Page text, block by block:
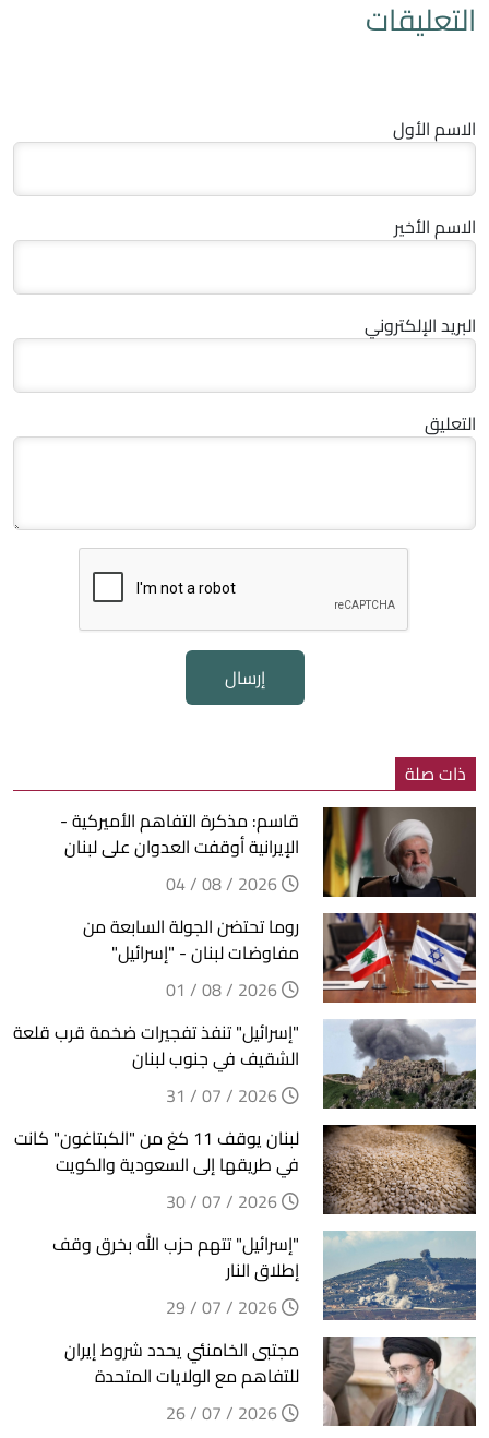
التعليقات
الاسم الأول
الاسم الأخير
البريد الإلكتروني
التعليق
إرسال
ذات صلة
قاسم: مذكرة التفاهم الأميركية -
الإيرانية أوقفت العدوان على لبنان
روما تحتضن الجولة السابعة من
مفاوضات لبنان - "إسرائيل"
"إسرائيل" تنفذ تفجيرات ضخمة قرب قلعة
الشقيف في جنوب لبنان
لبنان يوقف 11 كغ من "الكبتاغون" كانت
في طريقها إلى السعودية والكويت
"إسرائيل" تتهم حزب الله بخرق وقف
إطلاق النار
مجتبى الخامنئي يحدد شروط إيران
للتفاهم مع الولايات المتحدة